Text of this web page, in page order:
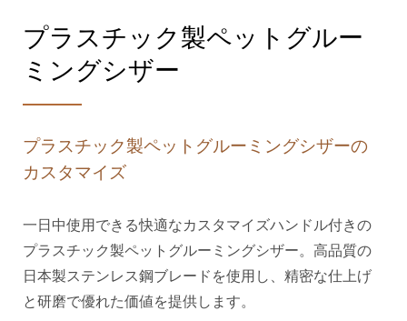
プラスチック製ペットグルー
ミングシザー
プラスチック製ペットグルーミングシザーの
カスタマイズ
一日中使用できる快適なカスタマイズハンドル付きの
プラスチック製ペットグルーミングシザー。高品質の
日本製ステンレス鋼ブレードを使用し、精密な仕上げ
と研磨で優れた価値を提供します。